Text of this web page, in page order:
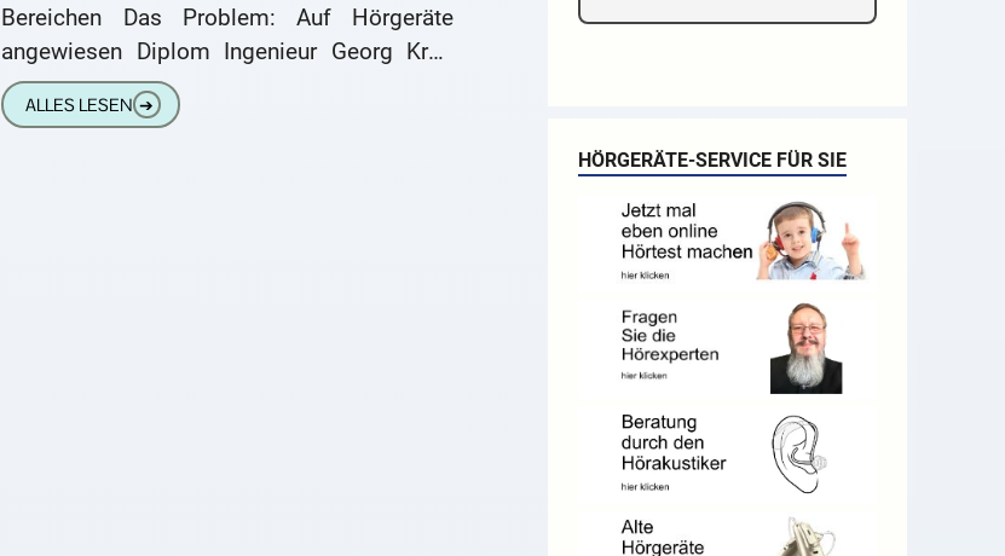
Bereichen Das Problem: Auf Hörgeräte
angewiesen Diplom Ingenieur Georg Kroll
trägt seit 8 Wochen Hörgeräte. Er hat sich
für HdO-Hörgeräte entschieden, die einen
ALLES LESEN ➔
HÖRGERÄTE-SERVICE FÜR SIE